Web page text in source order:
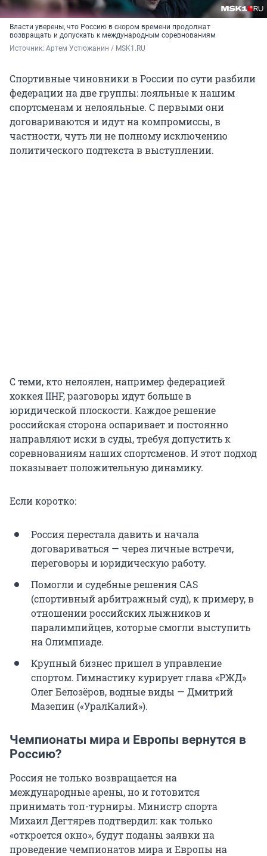
Власти уверены, что Россию в скором времени продолжат
возвращать и допускать к международным соревнованиям
Источник: Артем Устюжанин / MSK1.RU
Спортивные чиновники в России по сути разбили
федерации на две группы: лояльные к нашим
спортсменам и нелояльные. С первыми они
договариваются и идут на компромиссы, в
частности, чуть ли не полному исключению
политического подтекста в выступлении.
С теми, кто нелоялен, например федерацией
хоккея IIHF, разговоры идут больше в
юридической плоскости. Каждое решение
российская сторона оспаривает и постоянно
направляют иски в суды, требуя допустить к
соревнованиям наших спортсменов. И этот подход
показывает положительную динамику.
Если коротко:
Россия перестала давить и начала
договариваться — через личные встречи,
переговоры и юридическую работу.
Помогли и судебные решения CAS
(спортивный арбитражный суд), к примеру, в
отношении российских лыжников и
паралимпийцев, которые смогли выступить
на Олимпиаде.
Крупный бизнес пришел в управление
спортом. Гимнастику курирует глава «РЖД»
Олег Белозёров, водные виды — Дмитрий
Мазепин («УралКалий»).
Чемпионаты мира и Европы вернутся в
Россию?
Россия не только возвращается на
международные арены, но и готовится
принимать топ-турниры. Министр спорта
Михаил Дегтярев подтвердил: как только
«откроется окно», будут поданы заявки на
проведение чемпионатов мира и Европы на